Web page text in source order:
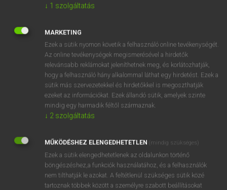
NINCS ELŐFIZETÉSED?
Nincs regisztrációm és előfizetésem. A szótár 2 órás,
díjmentes próbaverziójának elindításához regisztrálok és
belépek.
REGISZTRÁCIÓ
EURÓPAI UNIÓS TERMINOLÓGIAI SZÓTÁR
Kapcsolódó anyagok
↓ 1 szolgáltatás
MARKETING
Ezek a sütik nyomon követik a felhasználó online tevékenységét.
Az online tevékenységek megismerésével a hirdetők
relevánsabb reklámokat jeleníthetnek meg, és korlátozhatják,
hogy a felhasználó hány alkalommal láthat egy hirdetést. Ezek a
sütik más szervezetekkel és hirdetőkkel is megoszthatják
ezeket az információkat. Ezek állandó sütik, amelyek szinte
mindig egy harmadik féltől származnak.
↓ 2 szolgáltatás
MŰKÖDÉSHEZ ELENGEDHETETLEN (mindig szükséges)
Ezek a sütik elengedhetetlenek az oldalunkon történő
böngészéshez,a funkciók használatához, és a felhasználók
nem tilthatják le azokat. A feltétlenül szükséges sütik közé
tartoznak többek között a személyre szabott beállításokat